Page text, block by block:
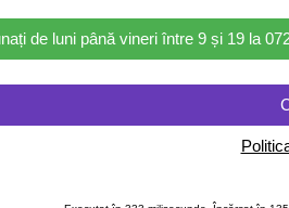
de luni până vineri între 9 și 19 la